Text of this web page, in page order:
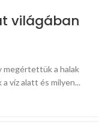
világában
megértettük a halak
víz alatt és milyen...